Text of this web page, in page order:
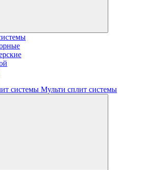
Мульти сплит системы